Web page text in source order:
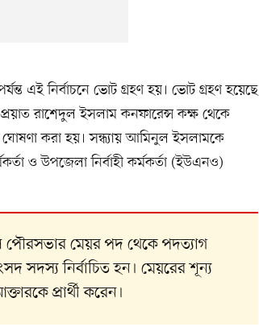
এই নির্বাচনে ভোট গ্রহণ হয়। ভোট গ্রহণ হয়েছে
রাশেদুল ইসলাম কনফারেন্স কক্ষ থেকে
করা হয়। সন্ধ্যায় আমিনুল ইসলামকে
ও উপজেলা নির্বাহী কর্মকর্তা (ইউএনও)
পৌরসভার মেয়র পদ থেকে পদত্যাগ
সদস্য নির্বাচিত হন। মেয়রের শূন্য
প্রার্থী করেন।